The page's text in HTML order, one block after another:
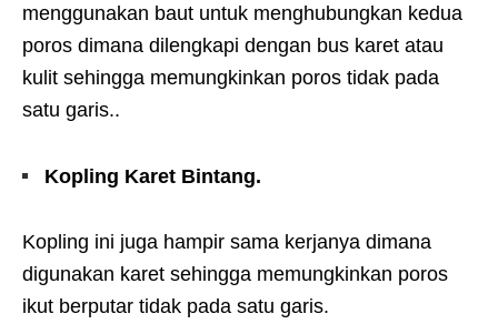
menggunakan baut untuk menghubungkan kedua
poros dimana dilengkapi dengan bus karet atau
kulit sehingga memungkinkan poros tidak pada
satu garis..
Kopling Karet Bintang.
Kopling ini juga hampir sama kerjanya dimana
digunakan karet sehingga memungkinkan poros
ikut berputar tidak pada satu garis.